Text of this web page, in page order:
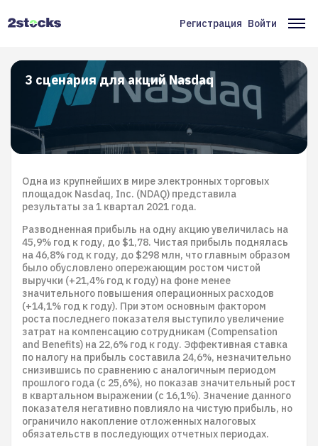
Меню
учётной
записи
пользователя
Регистрация Войти
3 сценария для акций Nasdaq
Одна из крупнейших в мире электронных торговых
площадок Nasdaq, Inc. (NDAQ) представила
результаты за 1 квартал 2021 года.
Разводненная прибыль на одну акцию увеличилась на
45,9% год к году, до $1,78. Чистая прибыль поднялась
на 46,8% год к году, до $298 млн, что главным образом
было обусловлено опережающим ростом чистой
выручки (+21,4% год к году) на фоне менее
значительного повышения операционных расходов
(+14,1% год к году). При этом основным фактором
роста последнего показателя выступило увеличение
затрат на компенсацию сотрудникам (Compensation
and Benefits) на 22,6% год к году. Эффективная ставка
по налогу на прибыль составила 24,6%, незначительно
снизившись по сравнению с аналогичным периодом
прошлого года (с 25,6%), но показав значительный рост
в квартальном выражении (с 16,1%). Значение данного
показателя негативно повлияло на чистую прибыль, но
ограничило накопление отложенных налоговых
обязательств в последующих отчетных периодах.